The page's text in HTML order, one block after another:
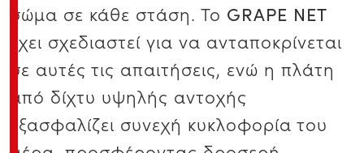
σώμα σε κάθε στάση. Το GRAPE NET
έχει σχεδιαστεί για να ανταποκρίνεται
σε αυτές τις απαιτήσεις, ενώ η πλάτη
από δίχτυ υψηλής αντοχής
εξασφαλίζει συνεχή κυκλοφορία του